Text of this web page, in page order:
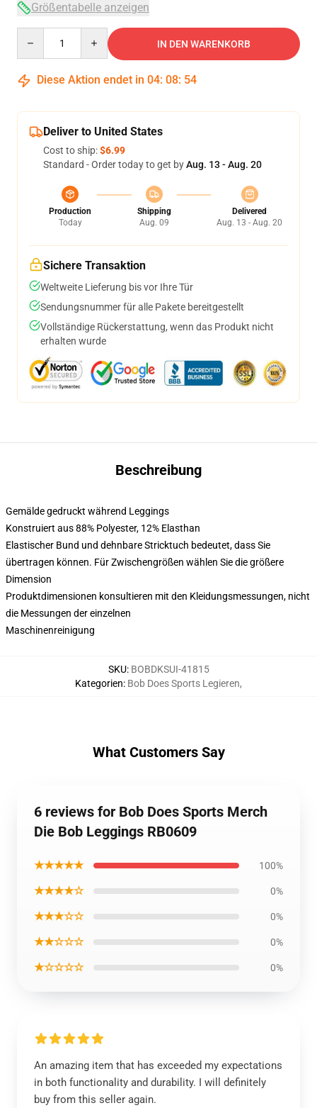
Größentabelle anzeigen
IN DEN WARENKORB
Diese Aktion endet in 04: 08: 54
Deliver to United States
Cost to ship:$6.99
Standard - Order today to get byAug. 13 - Aug. 20
Production
Today
Shipping
Aug. 09
Delivered
Aug. 13 - Aug. 20
Sichere Transaktion
Weltweite Lieferung bis vor Ihre Tür
Sendungsnummer für alle Pakete bereitgestellt
Vollständige Rückerstattung, wenn das Produkt nicht
erhalten wurde
Beschreibung
Gemälde gedruckt während Leggings
Konstruiert aus 88% Polyester, 12% Elasthan
Elastischer Bund und dehnbare Stricktuch bedeutet, dass Sie
übertragen können. Für Zwischengrößen wählen Sie die größere
Dimension
Produktdimensionen konsultieren mit den Kleidungsmessungen, nicht
die Messungen der einzelnen
Maschinenreinigung
SKU: BOBDKSUI-41815
Kategorien: Bob Does Sports Legieren,
What Customers Say
6 reviews for Bob Does Sports Merch
Die Bob Leggings RB0609
★★★★★ 100%
★★★★☆ 0%
★★★☆☆ 0%
★★☆☆☆ 0%
★☆☆☆☆ 0%
An amazing item that has exceeded my expectations
in both functionality and durability. I will definitely
buy from this seller again.